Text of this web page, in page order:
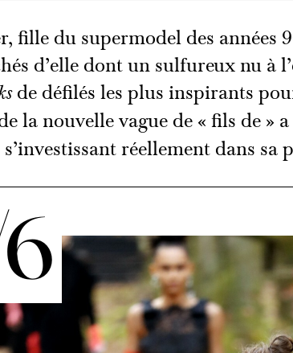
du supermodel des années
d’elle dont un sulfureux nu à
de défilés les plus inspirants
la nouvelle vague de « fils de »
réellement dans sa